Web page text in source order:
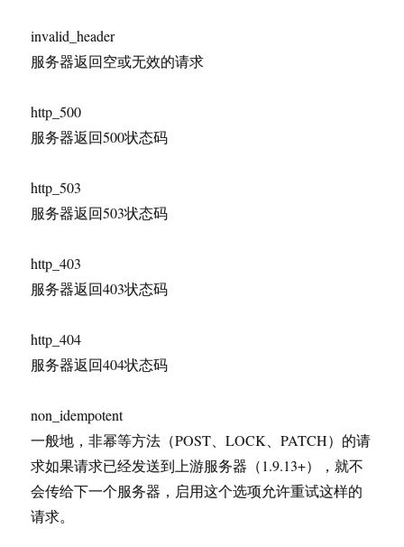
invalid_header
服务器返回空或无效的请求
http_500
服务器返回500状态码
http_503
服务器返回503状态码
http_403
服务器返回403状态码
http_404
服务器返回404状态码
non_idempotent
一般地，非幂等方法（POST、LOCK、PATCH）的请
求如果请求已经发送到上游服务器（1.9.13+），就不
会传给下一个服务器，启用这个选项允许重试这样的
请求。